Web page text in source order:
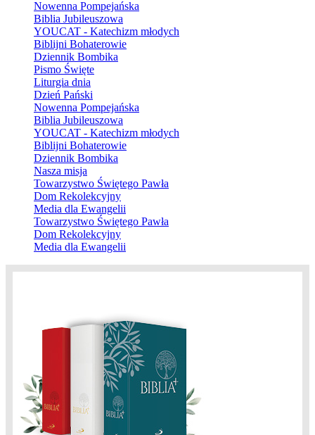
Nowenna Pompejańska
Biblia Jubileuszowa
YOUCAT - Katechizm młodych
Biblijni Bohaterowie
Dziennik Bombika
Pismo Święte
Liturgia dnia
Dzień Pański
Nowenna Pompejańska
Biblia Jubileuszowa
YOUCAT - Katechizm młodych
Biblijni Bohaterowie
Dziennik Bombika
Nasza misja
Towarzystwo Świętego Pawła
Dom Rekolekcyjny
Media dla Ewangelii
Towarzystwo Świętego Pawła
Dom Rekolekcyjny
Media dla Ewangelii